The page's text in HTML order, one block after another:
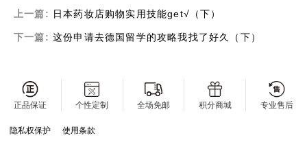
上一篇: 日本药妆店购物实用技能get√（下）
下一篇: 这份申请去德国留学的攻略我找了好久（下）
正品保证 个性定制 全场免邮 积分商城 专业售后
隐私权保护 使用条款